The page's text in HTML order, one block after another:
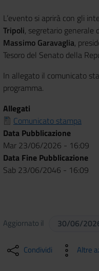
L’evento si aprirà con gli
Tripoli, segretario generale
Massimo Garavaglia,
Tesoro del Senato della
In allegato il comunicato
programma.
Allegati
Comunicato stampa
Data Pubblicazione
Mar 23/06/2026 - 16:09
Data Fine Pubblicazione
Sab 23/06/2046 - 16:09
Aggiornato il 30/06/
Condividi Altre